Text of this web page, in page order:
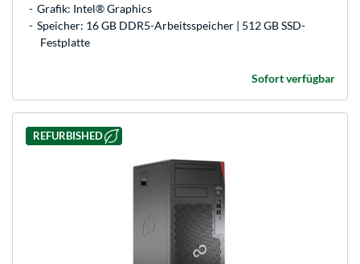
Grafik: Intel® Graphics
Speicher: 16 GB DDR5-Arbeitsspeicher | 512 GB SSD-
Festplatte
Sofort verfügbar
REFURBISHED